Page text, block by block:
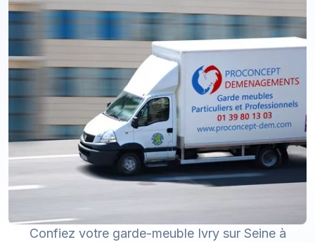
Confiez votre garde-meuble Ivry sur Seine à